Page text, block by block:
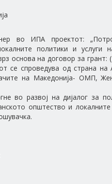
во ИПА проектот:
политики и услуги
основа на договор за
се спроведува од страна на
на Македонија- ОМП,
во развој на дијалог за
општество и